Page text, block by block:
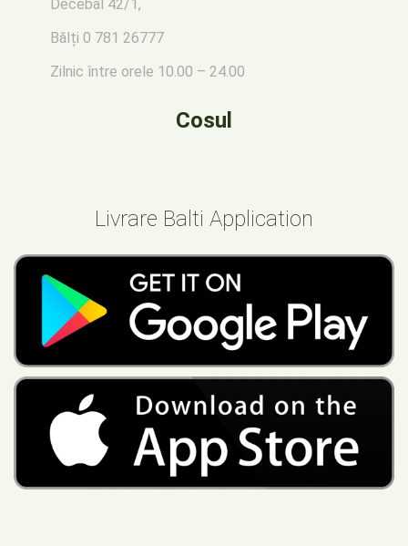
Decebal 42/1,
Bălți 0 781 26777
Zilnic între orele 10.00 – 24.00
Cosul
Livrare Balti Application